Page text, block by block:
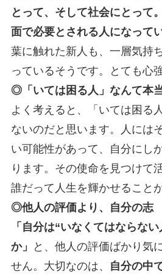
とって、そして社会にとって
面で必要とされる人になって
葉に触れた新人も、一層気持
っているそうです。とても心
◎「いては困る人」なんて本
よく考えると、「いては困る
ないのだと思います。人には
い可能性があって、自分にし
ります。その使命を見つけて
誰だって人生を輝かせること
◎他人の評価より、自分の志
「自分は“いなくてはならな
か」
と、他人の評価ばかり気
せん。大切なのは、
自分の中